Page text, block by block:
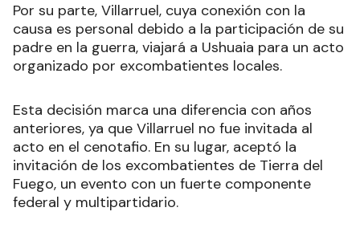
Por su parte, Villarruel, cuya conexión con la
causa es personal debido a la participación de su
padre en la guerra, viajará a Ushuaia para un acto
organizado por excombatientes locales.
Esta decisión marca una diferencia con años
anteriores, ya que Villarruel no fue invitada al
acto en el cenotafio. En su lugar, aceptó la
invitación de los excombatientes de Tierra del
Fuego, un evento con un fuerte componente
federal y multipartidario.